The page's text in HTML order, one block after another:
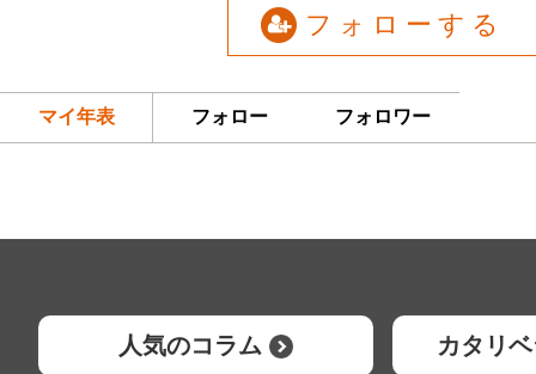
フォローする
マイ年表 フォロー フォロワー
人気のコラム カタリ